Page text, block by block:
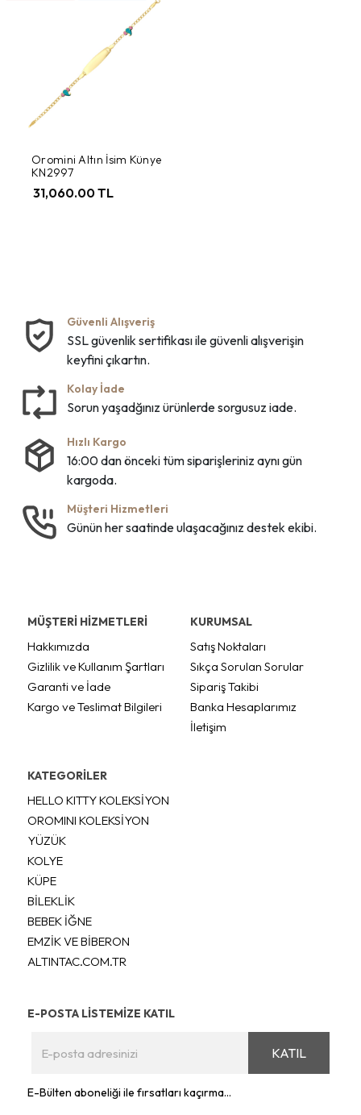
Oromini Altın İsim Künye
KN2997
31,060.00 TL
Güvenli Alışveriş
SSL güvenlik sertifikası ile güvenli alışverişin
keyfini çıkartın.
Kolay İade
Sorun yaşadğınız ürünlerde sorgusuz iade.
Hızlı Kargo
16:00 dan önceki tüm siparişleriniz aynı gün
kargoda.
Müşteri Hizmetleri
Günün her saatinde ulaşacağınız destek ekibi.
MÜŞTERİ HİZMETLERİ
Hakkımızda
Gizlilik ve Kullanım Şartları
Garanti ve İade
Kargo ve Teslimat Bilgileri
KURUMSAL
Satış Noktaları
Sıkça Sorulan Sorular
Sipariş Takibi
Banka Hesaplarımız
İletişim
KATEGORİLER
HELLO KITTY KOLEKSİYON
OROMINI KOLEKSİYON
YÜZÜK
KOLYE
KÜPE
BİLEKLİK
BEBEK İĞNE
EMZİK VE BİBERON
ALTINTAC.COM.TR
E-POSTA LİSTEMİZE KATIL
KATIL
E-Bülten aboneliği ile fırsatları kaçırma...